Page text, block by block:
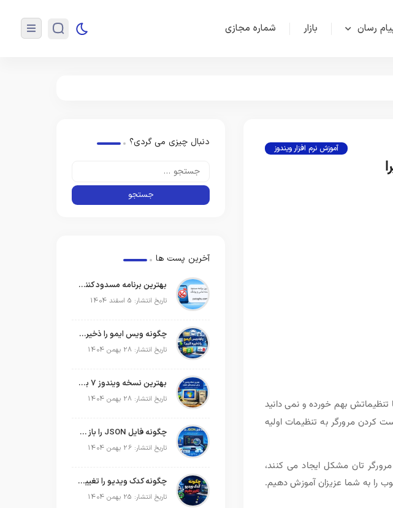
رسان بازار شماره مجازی
آموزش نرم افزار ویندوز
بهم خورده و نمی دانید
کردن مرورگر به تنظیمات اولیه
تان مشکل ایجاد می کنند،
را به شما عزیزان آموزش دهیم.
دنبال چیزی می گردی؟
آخرین پست ها
بهترین برنامه مسدود کننده تماس و پیامک در سال 2026
تاریخ انتشار: 5 اسفند 1404
چگونه ویس ایمو را ذخیره کنیم؟
تاریخ انتشار: 28 بهمن 1404
بهترین نسخه ویندوز 7 برای سیستم های ضعیف
تاریخ انتشار: 28 بهمن 1404
چگونه فایل JSON را باز کنیم؟
تاریخ انتشار: 26 بهمن 1404
چگونه کدک ویدیو را تغییر دهیم؟
تاریخ انتشار: 25 بهمن 1404